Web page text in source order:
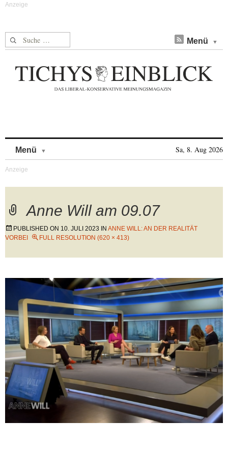
Suche nach: Menü
Menü Sa, 8. Aug 2026
Anne Will am 09.07
PUBLISHED ON 10. JULI 2023 IN ANNE WILL: AN DER REALITÄT
VORBEI
FULL RESOLUTION (620 × 413)